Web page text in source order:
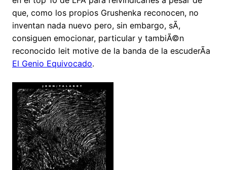
que, como los propios Grushenka reconocen, no
inventan nada nuevo pero, sin embargo, sÃ­,
consiguen emocionar, particular y tambiÃ©n
reconocido leit motive de la banda de la escuderÃ­a
El Genio Equivocado.